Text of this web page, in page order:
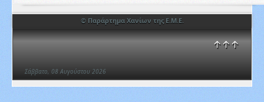
© Παράρτημα Χανίων της Ε.Μ.Ε.
↑↑↑
Σάββατο, 08 Αυγούστου 2026